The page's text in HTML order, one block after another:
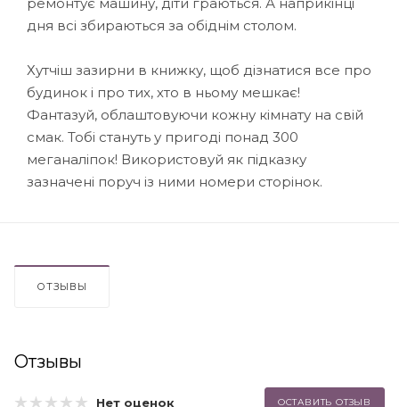
дня всі збираються за обіднім столом.
Хутчіш зазирни в книжку, щоб дізнатися все про
будинок і про тих, хто в ньому мешкає!
Фантазуй, облаштовуючи кожну кімнату на свій
смак. Тобі стануть у пригоді понад 300
меганаліпок! Використовуй як підказку
зазначені поруч із ними номери сторінок.
ОТЗЫВЫ
Отзывы
Нет оценок ОСТАВИТЬ ОТЗЫВ